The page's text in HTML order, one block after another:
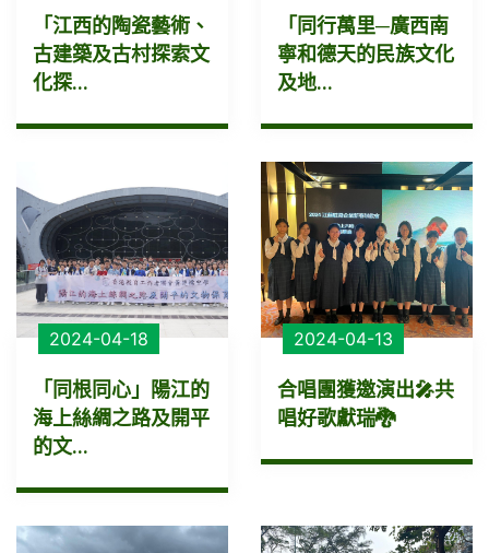
「江西的陶瓷藝術、
古建築及古村探索文
化探...
「同行萬里─廣西南
寧和德天的民族文化
及地...
2024-04-18
「同根同心」陽江的
海上絲綢之路及開平
的文...
2024-04-13
合唱團獲邀演出🎤共
唱好歌獻瑞🐉